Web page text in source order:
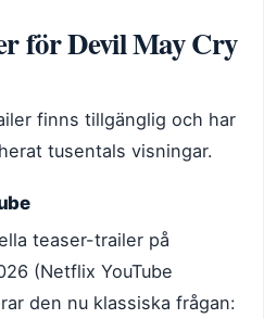
för Devil May Cry
finns tillgänglig och har
tusentals visningar.
teaser-trailer på
(Netflix YouTube
den nu klassiska frågan: